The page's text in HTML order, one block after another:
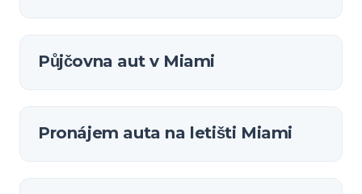
Půjčovna aut v Miami
Pronájem auta na letišti Miami